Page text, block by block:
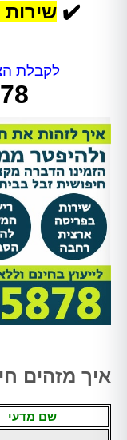
✔️
לקבלת
איך מזהים
שם מדעי